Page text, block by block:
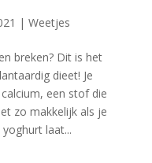
| Weetjes
breken? Dit is het
dieet! Je
een stof die
zo makkelijk als je
laat...